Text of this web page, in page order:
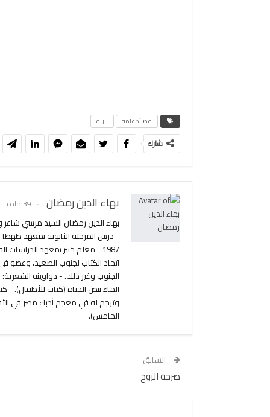
قصائد عامه نثريه
شارك
بهاء الدين رمضان 39 مادة
1987 - معلم خبير بمعهد
اتحاد الكتاب لجنوب الصعيد، وعضو
الماء نبض الحياة (كتاب للأطفال).
وترجم له في معجم أدباء مصر في
الخامس).
السابق
صرخة الروح